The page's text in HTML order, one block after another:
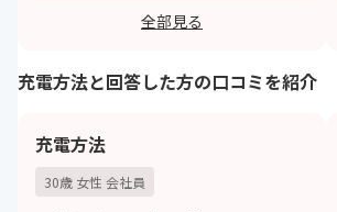
減っているので、やさしい磨き方が
全部見る
充電方法と回答した方の口コミを紹介
充電方法
30歳 女性 会社員